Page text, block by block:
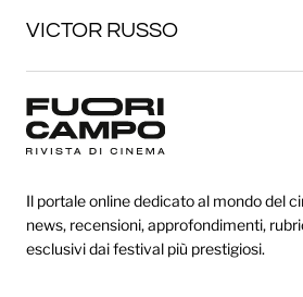
Il portale online dedicato al mondo del
news, recensioni, approfondimenti,
esclusivi dai festival più prestigiosi.
VICTOR RUSSO